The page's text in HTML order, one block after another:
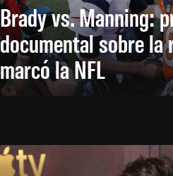
Brady vs. Manning:
documental sobre la
marcó la NFL